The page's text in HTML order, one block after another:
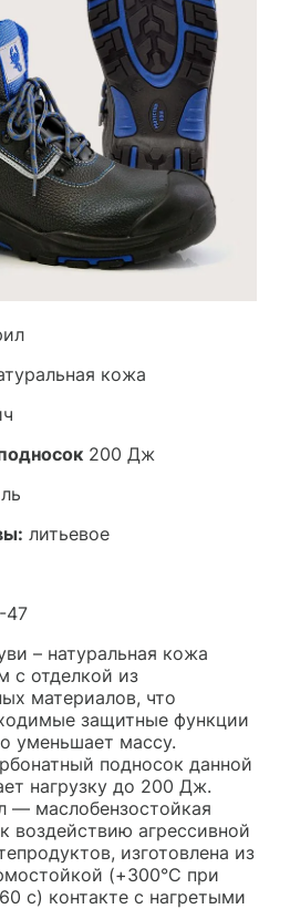
кожа
200 Дж
литьевое
47
– натуральная кожа
с отделкой из
материалов, что
защитные функции
уменьшает массу.
подносок данной
нагрузку до 200 Дж.
— маслобензостойкая
воздействию агрессивной
изготовлена из
(+300°С при
с) контакте с нагретыми